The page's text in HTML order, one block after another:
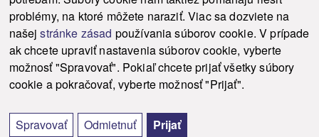
problémy, na ktoré môžete naraziť. Viac sa dozviete na
našejstránke zásad používania súborov cookie. V prípade
ak chcete upraviť nastavenia súborov cookie, vyberte
možnosť "Spravovať". Pokiaľ chcete prijať všetky súbory
cookie a pokračovať, vyberte možnosť "Prijať".
Spravovať Odmietnuť Prijať
© 2021-2026 ku.sk. Všetky práva vyhradené. | Ochrana osobných údajov
Vyhlásenie o prístupnosti |
Admin
This site is protected by reCAPTCHA and the Google Privacy Policy and Terms of
Service
apply.